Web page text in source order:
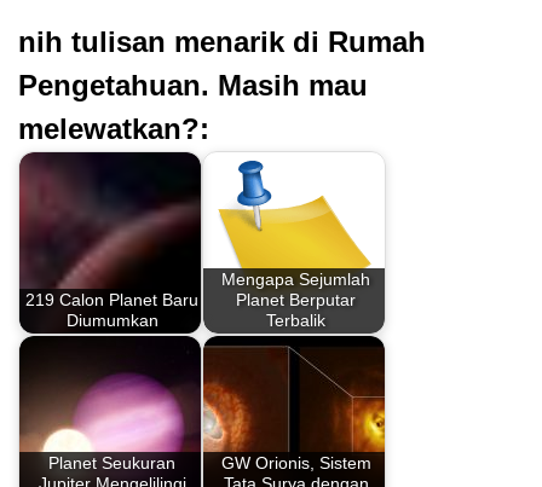
nih tulisan menarik di Rumah
Pengetahuan. Masih mau
melewatkan?:
219 Calon Planet Baru
Diumumkan
Mengapa Sejumlah
Planet Berputar
Terbalik
Planet Seukuran
GW Orionis, Sistem